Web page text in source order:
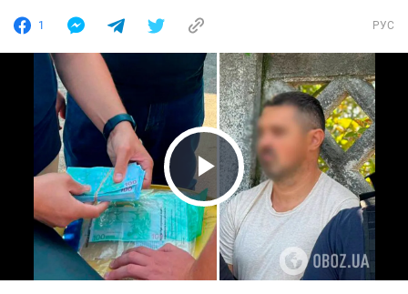
1 РУС
Play Video